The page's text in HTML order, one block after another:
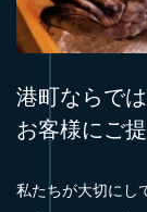
港町ならで
お客様にご提
私たちが大切にし